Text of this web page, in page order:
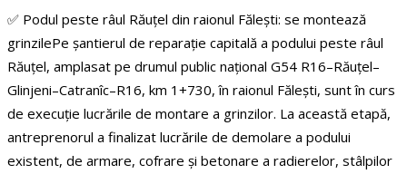
✅ Podul peste râul Răuțel din raionul Fălești: se montează
grinzilePe șantierul de reparație capitală a podului peste râul
Răuțel, amplasat pe drumul public național G54 R16–Răuțel–
Glinjeni–Catranîc–R16, km 1+730, în raionul Fălești, sunt în curs
de execuție lucrările de montare a grinzilor. La această etapă,
antreprenorul a finalizat lucrările de demolare a podului
existent, de armare, cofrare și betonare a radierelor, stâlpilor